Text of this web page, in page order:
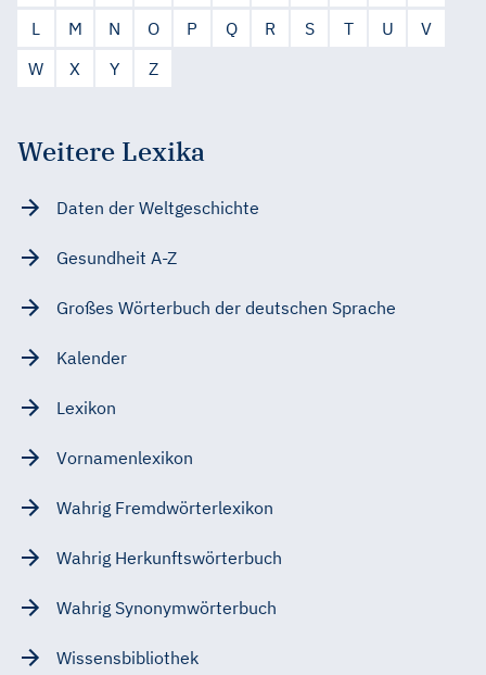
L
M N O P Q R S T U
V
W
X Y Z
Weitere Lexika
Daten der Weltgeschichte
Gesundheit A-Z
Großes Wörterbuch der deutschen Sprache
Kalender
Lexikon
Vornamenlexikon
Wahrig Fremdwörterlexikon
Wahrig Herkunftswörterbuch
Wahrig Synonymwörterbuch
Wissensbibliothek